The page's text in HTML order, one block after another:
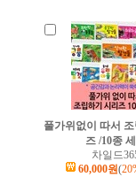
풀가위없이 따서
즈 /10종
차일드
60,000원(